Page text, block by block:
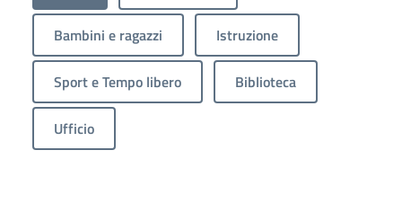
Bambini e ragazzi Istruzione
Sport e Tempo libero Biblioteca
Ufficio